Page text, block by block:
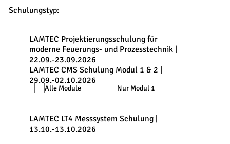
Schulungstyp:
LAMTEC Projektierungsschulung für
moderne Feuerungs- und Prozesstechnik |
22.09.-23.09.2026
LAMTEC CMS Schulung Modul 1 & 2 |
29.09.-02.10.2026
Alle Module Nur Modul 1
LAMTEC LT4 Messsystem Schulung |
13.10.-13.10.2026